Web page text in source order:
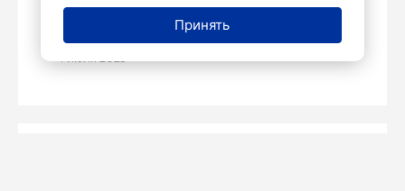
В Ботаническом саду ураган
повалил довоенный клен
4 июля 2025
Принять